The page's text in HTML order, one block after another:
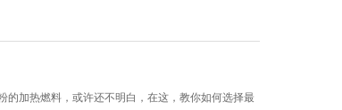
加热燃料，或许还不明白，在这，教你如何选择最